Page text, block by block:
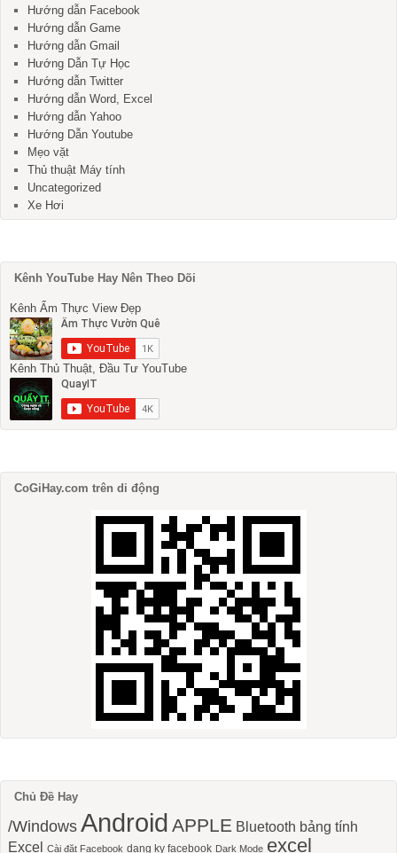
Hướng dẫn Facebook
Hướng dẫn Game
Hướng dẫn Gmail
Hướng Dẫn Tự Học
Hướng dẫn Twitter
Hướng dẫn Word, Excel
Hướng dẫn Yahoo
Hướng Dẫn Youtube
Mẹo vặt
Thủ thuật Máy tính
Uncategorized
Xe Hơi
Kênh YouTube Hay Nên Theo Dõi
Kênh Ẩm Thực View Đẹp
Kênh Thủ Thuật, Đầu Tư YouTube
CoGiHay.com trên di động
Chủ Đề Hay
/Windows Android APPLE Bluetooth bảng tính
Excel Cài đặt Facebook dang ky facebook Dark Mode excel